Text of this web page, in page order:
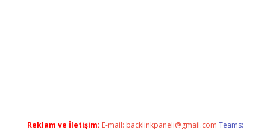
Reklam ve İletişim: E-mail: backlinkpaneli@gmail.com Teams: